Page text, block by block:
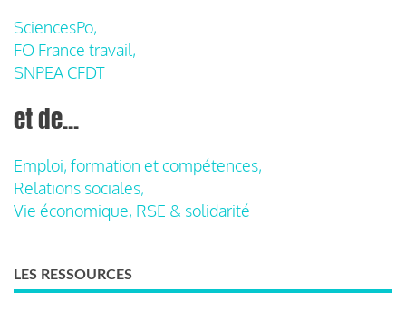
SciencesPo,
FO France travail,
SNPEA CFDT
et de...
Emploi, formation et compétences,
Relations sociales,
Vie économique, RSE & solidarité
LES RESSOURCES